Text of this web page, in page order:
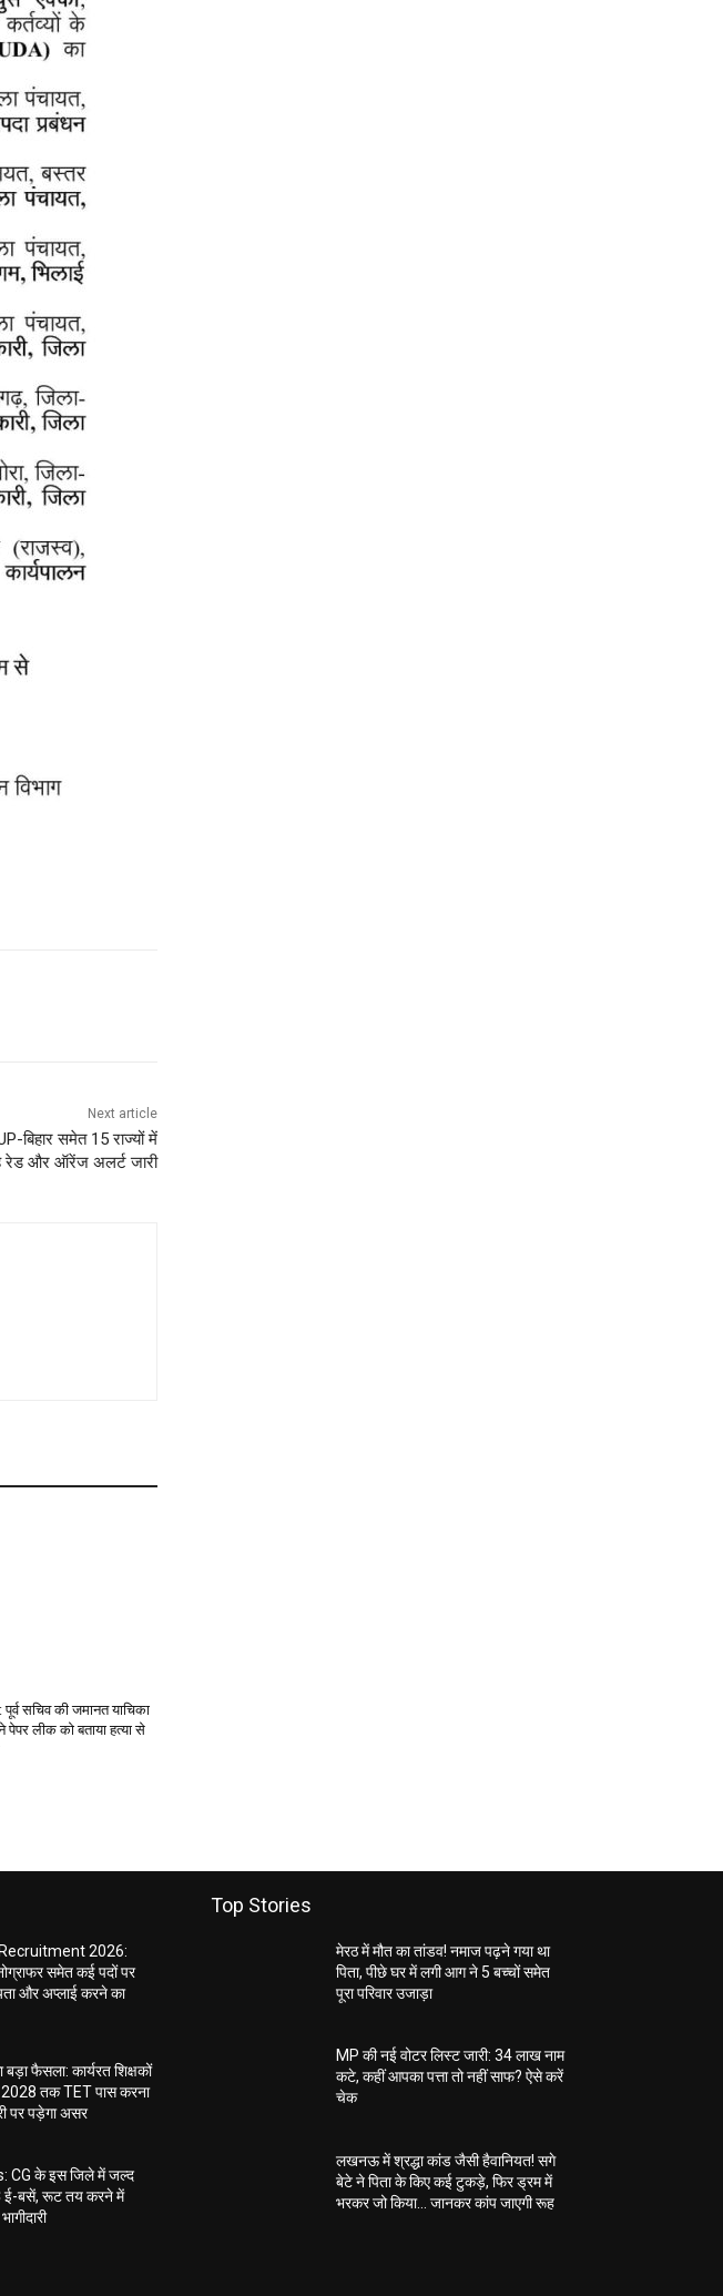
Next article
बिहार समेत 15 राज्यों में
रेड और ऑरेंज अलर्ट जारी
पूर्व सचिव की जमानत याचिका
पेपर लीक को बताया हत्या से
Recruitment 2026:
समेत कई पदों पर
और अप्लाई करने का
बड़ा फैसला: कार्यरत शिक्षकों
तक TET पास करना
पर पड़ेगा असर
CG के इस जिले में जल्द
ई-बसें, रूट तय करने में
Top Stories
मेरठ में मौत का तांडव! नमाज पढ़ने गया था
पिता, पीछे घर में लगी आग ने 5 बच्चों समेत
पूरा परिवार उजाड़ा
MP की नई वोटर लिस्ट जारी: 34 लाख नाम
कटे, कहीं आपका पत्ता तो नहीं साफ? ऐसे करें
चेक
लखनऊ में श्रद्धा कांड जैसी हैवानियत! सगे
बेटे ने पिता के किए कई टुकड़े, फिर ड्रम में
भरकर जो किया… जानकर कांप जाएगी रूह